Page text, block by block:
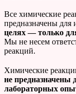
Все химические
предназначены для
целях — только
Мы не несем
реакций.
Химические
не предназначены
лабораторных